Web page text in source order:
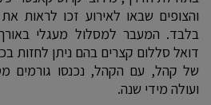
והצופים שבאו לאירוע זכו לראות
דואל סללום קצרים בהם ניתן לחזות
של קהל, עם הקהל, נכנסו גורמים
ועולה מידי שנה.